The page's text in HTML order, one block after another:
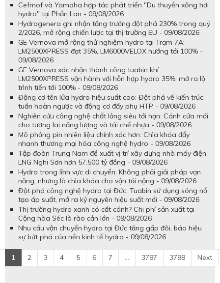
Cefmof và Yamaha hợp tác phát triển "Du thuyền xông hơi
hydro" tại Phần Lan - 09/08/2026
Hydrogenera ghi nhận tăng trưởng đột phá 230% trong quý
2/2026, mở rộng chiến lược tại thị trường EU - 09/08/2026
GE Vernova mở rộng thử nghiệm hydro tại Trạm 7A:
LM2500XPRESS đạt 35%, LM6000VELOX hướng tới 100% -
09/08/2026
GE Vernova xác nhận thành công tuabin khí
LM2500XPRESS vận hành với hỗn hợp hydro 35%, mở ra lộ
trình tiến tới 100% - 09/08/2026
Động cơ tên lửa hydro hiệu suất cao: Đột phá về kiến trúc
tuần hoàn ngược và động cơ đẩy phụ HTP - 09/08/2026
Nghiên cứu công nghệ chất lỏng siêu tới hạn: Cánh cửa mới
cho tương lai năng lượng và tái chế nhựa - 09/08/2026
Mô phỏng pin nhiên liệu chính xác hơn: Chìa khóa đẩy
nhanh thương mại hóa công nghệ hydro - 09/08/2026
Tập đoàn Trung Nam đề xuất vị trí xây dựng nhà máy điện
LNG Nghi Sơn hơn 57.500 tỷ đồng - 09/08/2026
Hydro trong lĩnh vực di chuyển: Không phải giải pháp vạn
năng, nhưng là chìa khóa cho vận tải nặng - 09/08/2026
Đột phá công nghệ hydro tại Đức: Tuabin sử dụng sóng nổ
tạo áp suất, mở ra kỷ nguyên hiệu suất mới - 09/08/2026
Thị trường hydro xanh có cất cánh? Chi phí sản xuất tại
Cộng hòa Séc là rào cản lớn - 09/08/2026
Nhu cầu vận chuyển hydro tại Đức tăng gấp đôi, báo hiệu
sự bứt phá của nền kinh tế hydro - 09/08/2026
1 2 3 4 5 6 7 ... 3787 3788 Next